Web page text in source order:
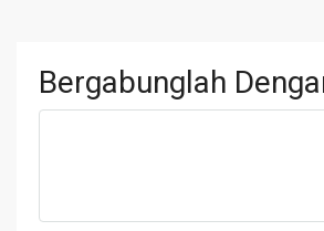
Bergabunglah